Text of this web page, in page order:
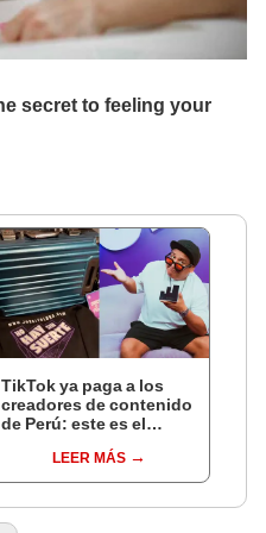
TikTok ya paga a los
creadores de contenido
de Perú: este es el
llegar a cobrar por 1.000
vistas
LEER MÁS